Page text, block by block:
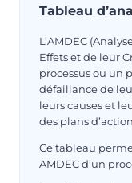
Tableau
L’AMDEC
Effets et de leur
processus ou un
défaillance de
leurs causes et
des plans
Ce tableau
AMDEC d’un